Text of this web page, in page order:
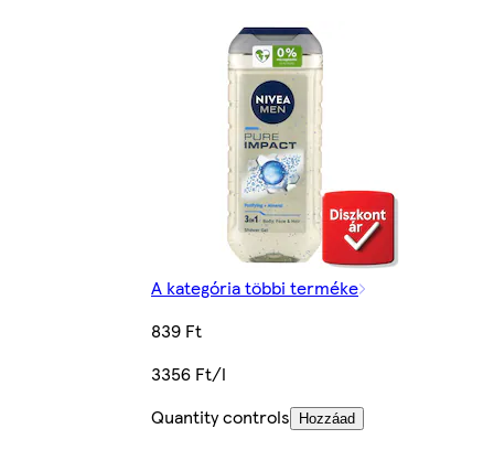
A kategória többi terméke
839 Ft
3356 Ft/l
Quantity controls
Hozzáad